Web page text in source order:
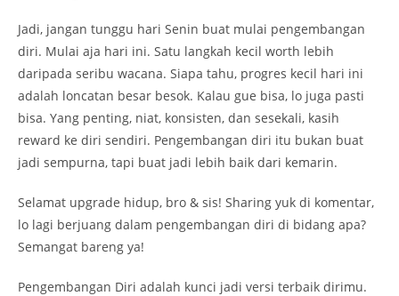
Jadi, jangan tunggu hari Senin buat mulai pengembangan
diri. Mulai aja hari ini. Satu langkah kecil worth lebih
daripada seribu wacana. Siapa tahu, progres kecil hari ini
adalah loncatan besar besok. Kalau gue bisa, lo juga pasti
bisa. Yang penting, niat, konsisten, dan sesekali, kasih
reward ke diri sendiri. Pengembangan diri itu bukan buat
jadi sempurna, tapi buat jadi lebih baik dari kemarin.
Selamat upgrade hidup, bro & sis! Sharing yuk di komentar,
lo lagi berjuang dalam pengembangan diri di bidang apa?
Semangat bareng ya!
Pengembangan Diri adalah kunci jadi versi terbaik dirimu.